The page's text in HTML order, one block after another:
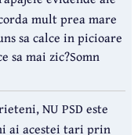
mult prea mare
sa calce in picioare
sa mai zic?Somn
NU PSD este
ai acestei tari prin